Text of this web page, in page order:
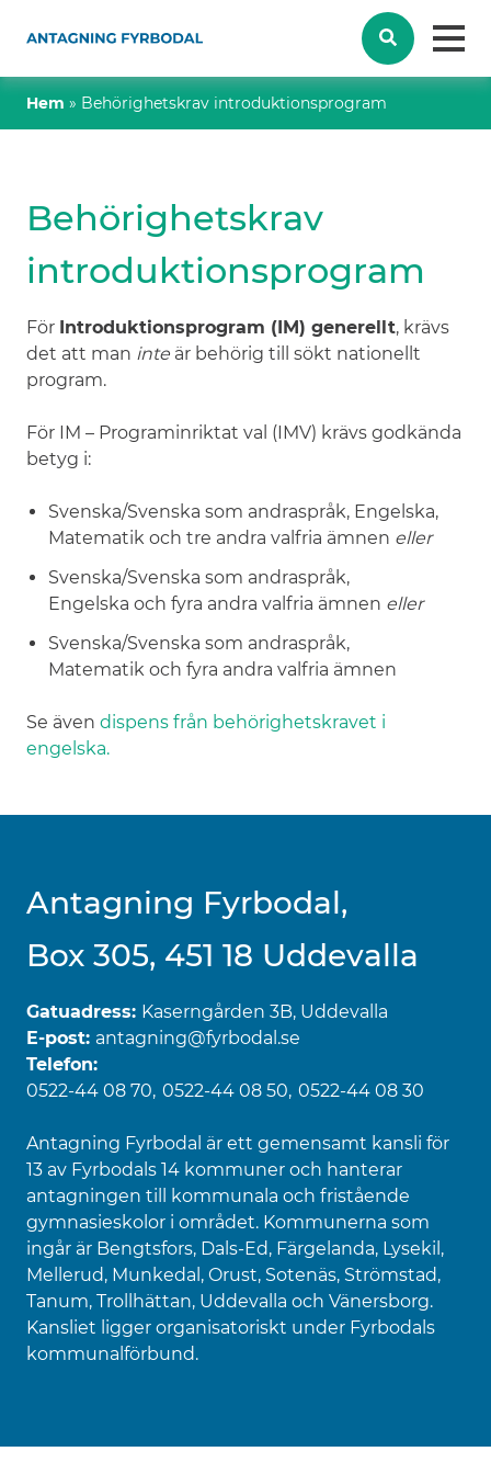
Hem » Behörighetskrav introduktionsprogram
Behörighetskrav
introduktionsprogram
För Introduktionsprogram (IM) generellt, krävs
det att man inte är behörig till sökt nationellt
program.
För IM – Programinriktat val (IMV) krävs godkända
betyg i:
Svenska/Svenska som andraspråk, Engelska,
Matematik och tre andra valfria ämnen eller
Svenska/Svenska som andraspråk,
Engelska och fyra andra valfria ämnen eller
Svenska/Svenska som andraspråk,
Matematik och fyra andra valfria ämnen
Se även dispens från behörighetskravet i
engelska.
Antagning Fyrbodal,
Box 305, 451 18 Uddevalla
Gatuadress: Kaserngården 3B, Uddevalla
E-post: antagning@fyrbodal.se
Telefon:
0522-44 08 70 0522-44 08 50 0522-44 08 30
Antagning Fyrbodal är ett gemensamt kansli för
13 av Fyrbodals 14 kommuner och hanterar
antagningen till kommunala och fristående
gymnasieskolor i området. Kommunerna som
ingår är Bengtsfors, Dals-Ed, Färgelanda, Lysekil,
Mellerud, Munkedal, Orust, Sotenäs, Strömstad,
Tanum, Trollhättan, Uddevalla och Vänersborg.
Kansliet ligger organisatoriskt under Fyrbodals
kommunalförbund.